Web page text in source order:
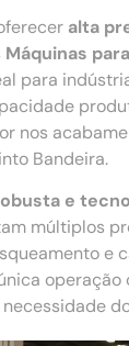
alta
Máquinas
para
nos
Bandeira.
e
múltiplos
e
operação